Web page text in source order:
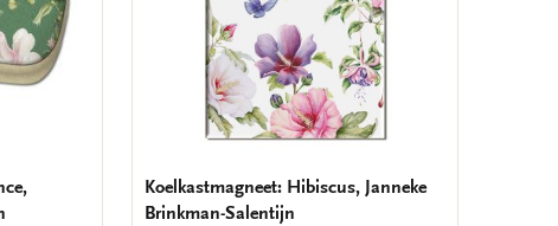
Koelkastmagneet: Hibiscus, Janneke
Brinkman-Salentijn